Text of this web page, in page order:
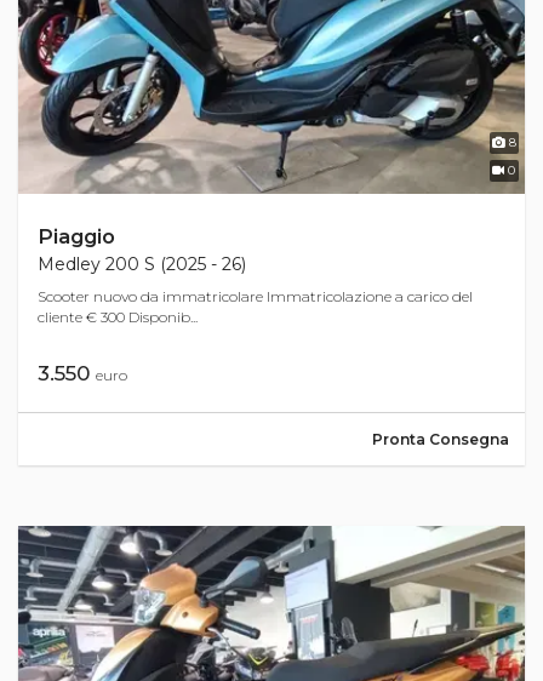
8
0
Piaggio
Medley 200 S (2025 - 26)
Scooter nuovo da immatricolare Immatricolazione a carico del
cliente € 300 Disponib...
3.550 euro
Pronta Consegna